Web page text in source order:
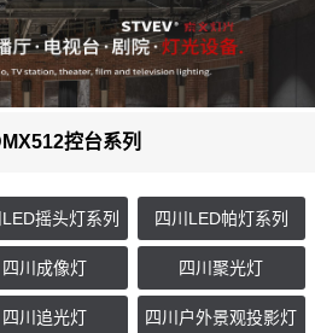
控台系列
摇头灯系列 四川LED帕灯系列
四川成像灯 四川聚光灯
四川追光灯 四川户外景观投影灯